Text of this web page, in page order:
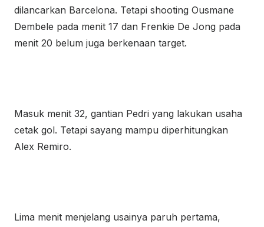
dilancarkan Barcelona. Tetapi shooting Ousmane
Dembele pada menit 17 dan Frenkie De Jong pada
menit 20 belum juga berkenaan target.
Masuk menit 32, gantian Pedri yang lakukan usaha
cetak gol. Tetapi sayang mampu diperhitungkan
Alex Remiro.
Lima menit menjelang usainya paruh pertama,